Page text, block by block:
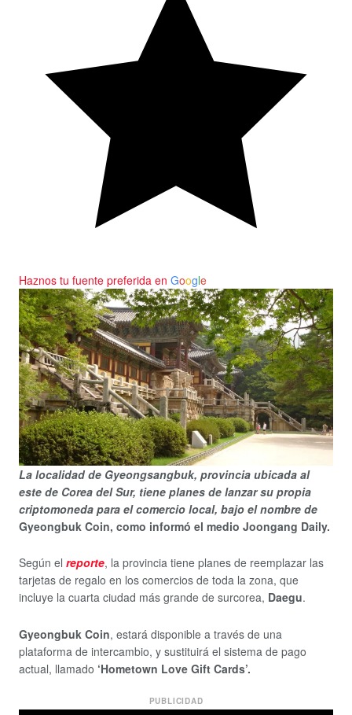
Haznos tu fuente preferida en Google
La localidad de Gyeongsangbuk, provincia ubicada al
este de Corea del Sur, tiene planes de lanzar su propia
criptomoneda para el comercio local, bajo el nombre de
Gyeongbuk Coin, como informó el medio Joongang Daily.
Según el reporte, la provincia tiene planes de reemplazar las
tarjetas de regalo en los comercios de toda la zona, que
incluye la cuarta ciudad más grande de surcorea, Daegu.
Gyeongbuk Coin, estará disponible a través de una
plataforma de intercambio, y sustituirá el sistema de pago
actual, llamado ‘Hometown Love Gift Cards’.
PUBLICIDAD